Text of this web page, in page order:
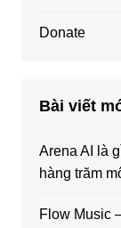
Donate
Bài viết
Arena AI là
hàng trăm
Flow Music